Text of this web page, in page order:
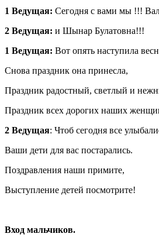
1 Ведущая: Сегодня с вами мы !!!
2 Ведущая: и Шынар Булатовна!!!
1 Ведущая: Вот опять наступила
Снова праздник она принесла,
Праздник радостный, светлый и
Праздник всех дорогих наших
2 Ведущая: Чтоб сегодня все
Ваши дети для вас постарались.
Поздравления наши примите,
Выступление детей посмотрите!
Вход мальчиков.